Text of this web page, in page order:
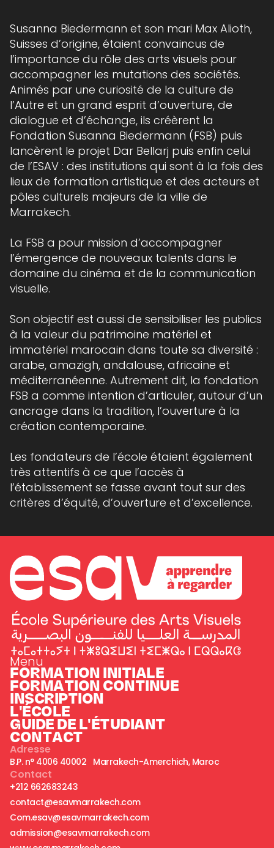
Susanna Biedermann et son mari Max Alioth,
Suisses d’origine, étaient convaincus de
l’importance du rôle des arts visuels pour
accompagner les mutations des sociétés.
Animés par une curiosité de la culture de
l’Autre et un grand esprit d’ouverture, de
dialogue et d’échange, ils créèrent la
Fondation Susanna Biedermann (FSB) puis
lancèrent le projet Dar Bellarj puis enfin celui
de l’ESAV : des institutions qui sont à la fois des
lieux de formation artistique et des acteurs et
pôles culturels majeurs de la ville de
Marrakech.
La FSB a pour mission d’accompagner
l’émergence de nouveaux talents dans le
domaine du cinéma et de la communication
visuelle.
Son objectif est aussi de sensibiliser les publics
à la valeur du patrimoine matériel et
immatériel marocain dans toute sa diversité :
arabe, amazigh, andalouse, africaine et
méditerranéenne. Autrement dit, la fondation
FSB a comme intention d’articuler, autour d’un
ancrage dans la tradition, l’ouverture à la
création contemporaine.
Les fondateurs de l’école étaient également
très attentifs à ce que l’accès à
l’établissement se fasse avant tout sur des
critères d’équité, d’ouverture et d’excellence.
Menu
FORMATION INITIALE
FORMATION CONTINUE
INSCRIPTION
L'ÉCOLE
GUIDE DE L'ÉTUDIANT
CONTACT
Adresse
B.P. n° 4006 40002 Marrakech-Amerchich, Maroc
Contact
+212 662683243
contact@esavmarrakech.com
Com.esav@esavmarrakech.com
admission@esavmarrakech.com